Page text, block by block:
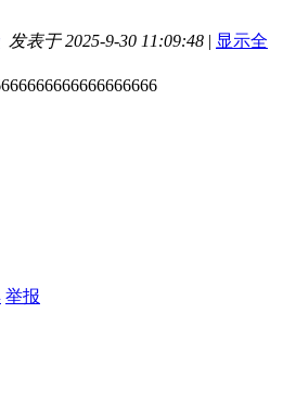
发表于 2025-9-30 11:09:48 | 显示全
举报